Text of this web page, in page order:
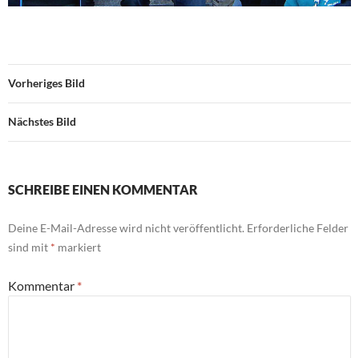
Vorheriges Bild
Nächstes Bild
SCHREIBE EINEN KOMMENTAR
Deine E-Mail-Adresse wird nicht veröffentlicht. Erforderliche Felder
sind mit * markiert
Kommentar *